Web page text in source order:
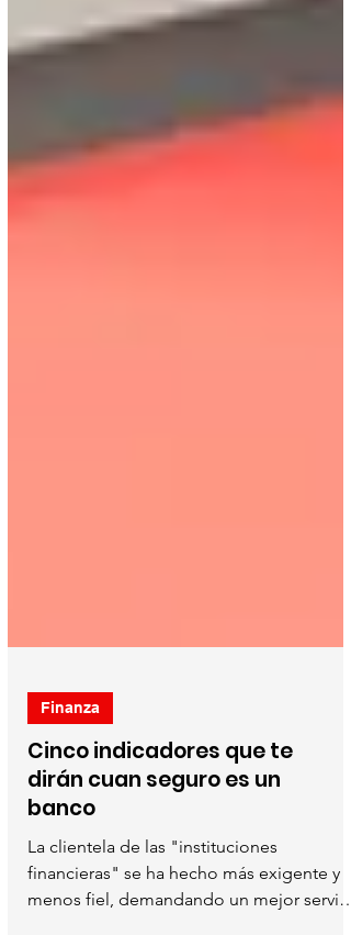
Finanza
Cinco indicadores que te
dirán cuan seguro es un
banco
La clientela de las "instituciones